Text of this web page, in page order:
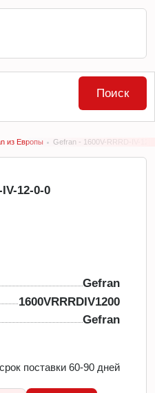
из Европы Gefran - 1600V-RRRD-IV-12-
12-0-0
Gefran
1600VRRRDIV1200
Gefran
срок поставки 60-90 дней
Поиск